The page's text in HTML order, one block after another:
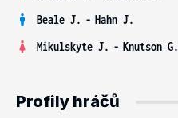
Beale J. - Hahn J.
Mikulskyte J. - Knutson G.
Profily hráčů